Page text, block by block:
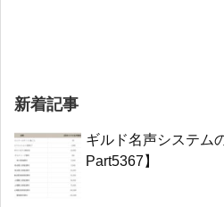
新着記事
ギルド名声システム
Part5367】